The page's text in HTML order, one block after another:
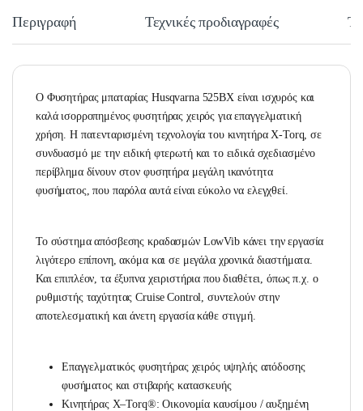
Περιγραφή Τεχνικές προδιαγραφές
Ο Φυσητήρας μπαταρίας Husqvarna 525ΒX είναι ισχυρός και
καλά ισορροπημένος φυσητήρας χειρός για επαγγελματική
χρήση. Η πατενταρισμένη τεχνολογία του κινητήρα X-Torq, σε
συνδυασμό με την ειδική φτερωτή και το ειδικά σχεδιασμένο
περίβλημα δίνουν στον φυσητήρα μεγάλη ικανότητα
φυσήματος, που παρόλα αυτά είναι εύκολο να ελεγχθεί.
Το σύστημα απόσβεσης κραδασμών LowVib κάνει την εργασία
λιγότερο επίπονη, ακόμα και σε μεγάλα χρονικά διαστήματα.
Και επιπλέον, τα έξυπνα χειριστήρια που διαθέτει, όπως π.χ. ο
ρυθμιστής ταχύτητας Cruise Control, συντελούν στην
αποτελεσματική και άνετη εργασία κάθε στιγμή.
Eπαγγελματικός φυσητήρας χειρός υψηλής απόδοσης
φυσήματος και στιβαρής κατασκευής
Κινητήρας Χ–Torq®: Οικονομία καυσίμου / αυξημένη